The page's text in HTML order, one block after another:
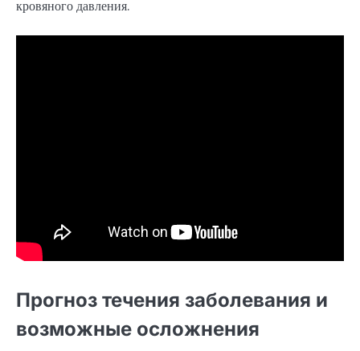
кровяного давления.
Прогноз течения заболевания и
возможные осложнения